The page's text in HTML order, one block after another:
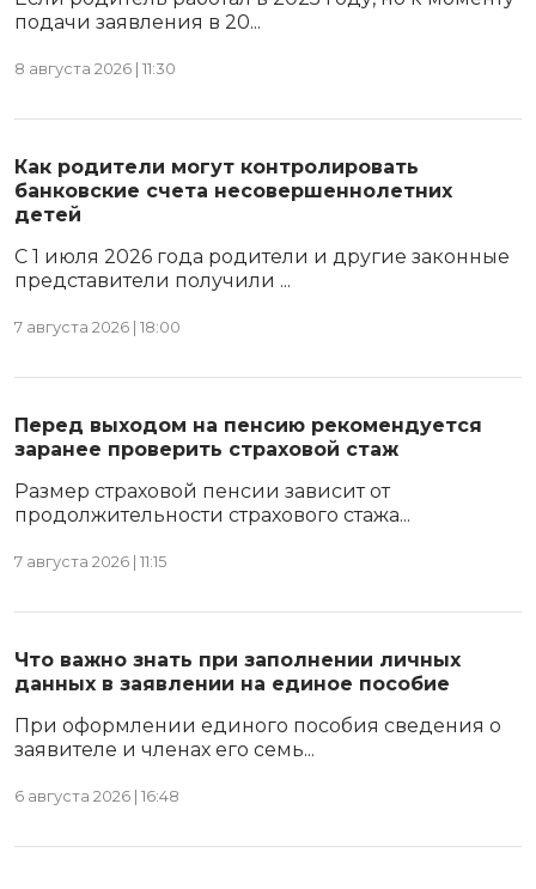
подачи заявления в 20...
8 августа 2026 | 11:30
Как родители могут контролировать
банковские счета несовершеннолетних
детей
С 1 июля 2026 года родители и другие законные
представители получили ...
7 августа 2026 | 18:00
Перед выходом на пенсию рекомендуется
заранее проверить страховой стаж
Размер страховой пенсии зависит от
продолжительности страхового стажа...
7 августа 2026 | 11:15
Что важно знать при заполнении личных
данных в заявлении на единое пособие
При оформлении единого пособия сведения о
заявителе и членах его семь...
6 августа 2026 | 16:48